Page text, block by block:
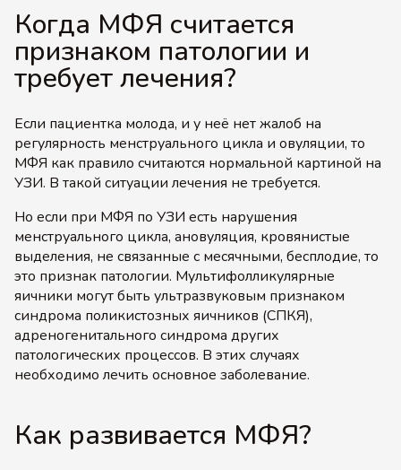
Когда МФЯ считается
признаком патологии и
требует лечения?
Если пациентка молода, и у неё нет жалоб на
регулярность менструального цикла и овуляции, то
МФЯ как правило считаются нормальной картиной на
УЗИ. В такой ситуации лечения не требуется.
Но если при МФЯ по УЗИ есть нарушения
менструального цикла, ановуляция, кровянистые
выделения, не связанные с месячными, бесплодие, то
это признак патологии. Мультифолликулярные
яичники могут быть ультразвуковым признаком
синдрома поликистозных яичников (СПКЯ),
адреногенитального синдрома других
патологических процессов. В этих случаях
необходимо лечить основное заболевание.
Как развивается МФЯ?